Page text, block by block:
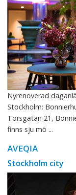
Nyrenoverad
Stockholm:
Torsgatan 21,
finns sju mö ...
AVEQIA
Stockholm city